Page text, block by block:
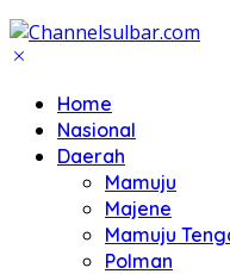
Home
Nasional
Daerah
Mamuju
Majene
Mamuju
Polman